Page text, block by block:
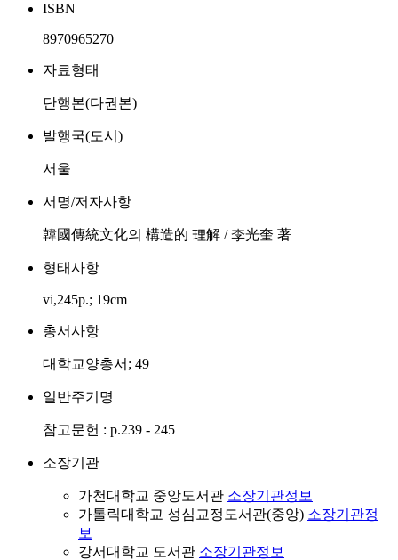
ISBN
8970965270
자료형태
단행본(다권본)
발행국(도시)
서울
서명/저자사항
韓國傳統文化의 構造的 理解 / 李光奎 著
형태사항
vi,245p.; 19cm
총서사항
대학교양총서; 49
일반주기명
참고문헌 : p.239 - 245
소장기관
가천대학교 중앙도서관 소장기관정보
가톨릭대학교 성심교정도서관(중앙) 소장기관정
보
강서대학교 도서관 소장기관정보